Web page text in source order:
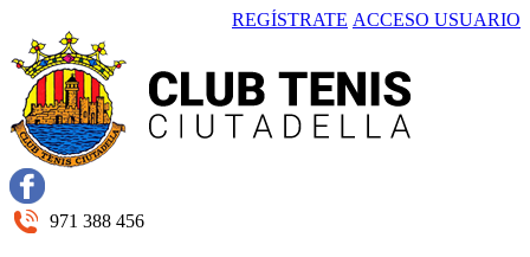
REGÍSTRATE ACCESO USUARIO
971 388 456